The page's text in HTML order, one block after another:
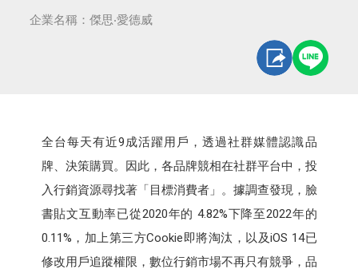
企業名稱：傑思‧愛德威
全台每天有近9成活躍用戶，透過社群媒體認識品
牌、決策購買。因此，各品牌競相在社群平台中，投
入行銷資源尋找著「目標消費者」。據調查發現，臉
書貼文互動率已從2020年的 4.82%下降至2022年的
0.11%，加上第三方Cookie即將淘汰，以及iOS 14已
修改用戶追蹤權限，數位行銷市場不再只有競爭，品